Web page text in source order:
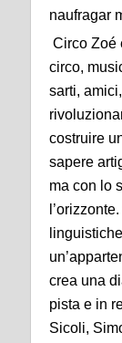
naufragar
Circo Zoé
circo,
sarti,
costruire
sapere
ma con lo
crea una
pista e in
Sicoli,